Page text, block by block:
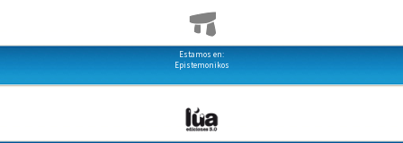
Estamos en:
Epistemonikos